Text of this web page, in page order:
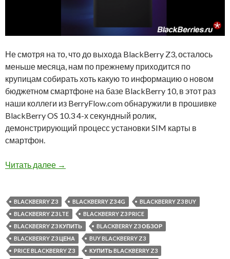
Не смотря на то, что до выхода BlackBerry Z3, осталось
меньше месяца, нам по прежнему приходится по
крупицам собирать хоть какую то информацию о новом
бюджетном смартфоне на базе BlackBerry 10, в этот раз
наши коллеги из BerryFlow.com обнаружили в прошивке
BlackBerry OS 10.3 4-х секундный ролик,
демонстрирующий процесс установки SIM карты в
смартфон.
Читать далее Установка SIM карты в BlackBerry Z3
→
BLACKBERRY Z3 BLACKBERRY Z3 4G
BLACKBERRY Z3 BUY
BLACKBERRY Z3 LTE
BLACKBERRY Z3 PRICE
BLACKBERRY Z3 КУПИТЬ
BLACKBERRY Z3 ОБЗОР
BLACKBERRY Z3 ЦЕНА
BUY BLACKBERRY Z3
PRICE BLACKBERRY Z3
КУПИТЬ BLACKBERRY Z3